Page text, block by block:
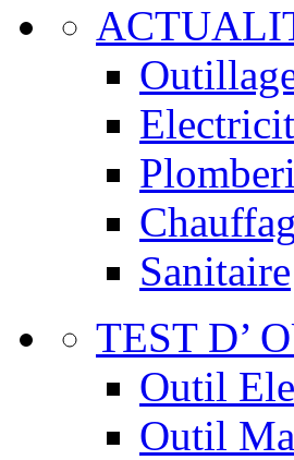
Sanitaire
TEST D’
Outil
Outil